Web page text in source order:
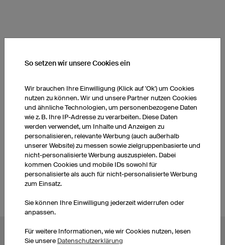
Basketballhosen Kinder Basketballhosen Damen
Basketballtrikots Damen Socken
Basketballhosen Herren
Basketball-Trikots selbst
gestalten
BELIEBTE THEMEN
So setzen wir unsere Cookies ein
Wir brauchen Ihre Einwilligung (Klick auf 'Ok') um Cookies
nutzen zu können. Wir und unsere Partner nutzen Cookies
und ähnliche Technologien, um personenbezogene Daten
wie z. B. Ihre IP-Adresse zu verarbeiten. Diese Daten
werden verwendet, um Inhalte und Anzeigen zu
personalisieren, relevante Werbung (auch außerhalb
unserer Website) zu messen sowie zielgruppenbasierte und
nicht-personalisierte Werbung auszuspielen. Dabei
kommen Cookies und mobile IDs sowohl für
personalisierte als auch für nicht-personalisierte Werbung
zum Einsatz.
Sie können Ihre Einwilligung jederzeit widerrufen oder
anpassen.
Für weitere Informationen, wie wir Cookies nutzen, lesen
Sie unsere Datenschutzerklärung